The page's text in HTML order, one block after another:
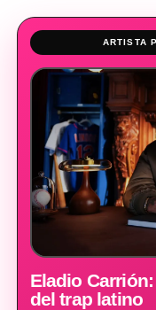
ARTISTA
Eladio
del trap latino